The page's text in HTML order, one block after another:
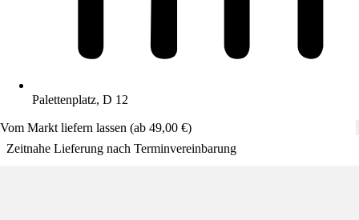
Palettenplatz, D 12
Vom Markt liefern lassen (ab 49,00 €)
Zeitnahe Lieferung nach Terminvereinbarung